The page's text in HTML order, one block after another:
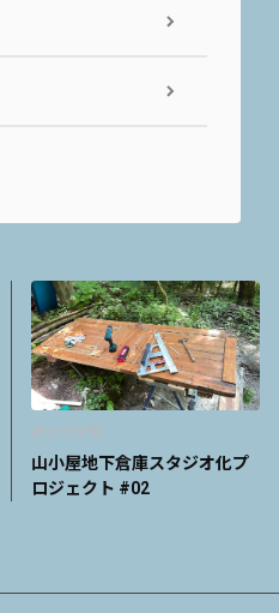
山小屋地下倉庫スタジオ化プ
ロジェクト #02